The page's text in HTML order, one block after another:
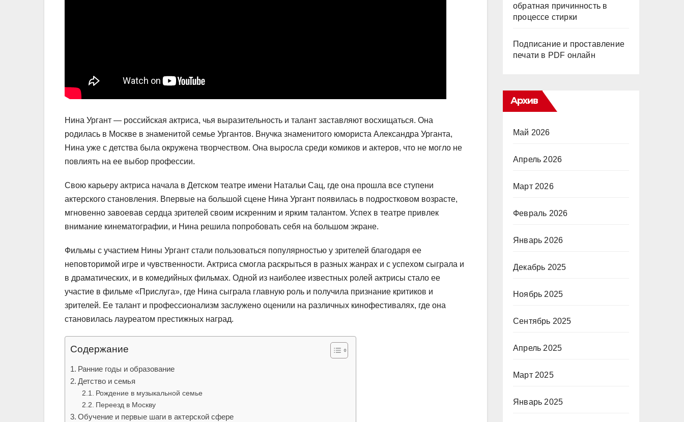
Нина Ургант — российская актриса, чья выразительность и талант заставляют восхищаться. Она
родилась в Москве в знаменитой семье Ургантов. Внучка знаменитого юмориста Александра Урганта,
Нина уже с детства была окружена творчеством. Она выросла среди комиков и актеров, что не могло не
повлиять на ее выбор профессии.
Свою карьеру актриса начала в Детском театре имени Натальи Сац, где она прошла все ступени
актерского становления. Впервые на большой сцене Нина Ургант появилась в подростковом возрасте,
мгновенно завоевав сердца зрителей своим искренним и ярким талантом. Успех в театре привлек
внимание кинематографии, и Нина решила попробовать себя на большом экране.
Фильмы с участием Нины Ургант стали пользоваться популярностью у зрителей благодаря ее
неповторимой игре и чувственности. Актриса смогла раскрыться в разных жанрах и с успехом сыграла и
в драматических, и в комедийных фильмах. Одной из наиболее известных ролей актрисы стало ее
участие в фильме «Прислуга», где Нина сыграла главную роль и получила признание критиков и
зрителей. Ее талант и профессионализм заслужено оценили на различных кинофестивалях, где она
становилась лауреатом престижных наград.
Содержание
Ранние годы и образование
Детство и семья
Рождение в музыкальной семье
Переезд в Москву
Обучение и первые шаги в актерской сфере
обратная причинность в
процессе стирки
Подписание и проставление
печати в PDF онлайн
Архив
Май 2026
Апрель 2026
Март 2026
Февраль 2026
Январь 2026
Декабрь 2025
Ноябрь 2025
Сентябрь 2025
Апрель 2025
Март 2025
Январь 2025